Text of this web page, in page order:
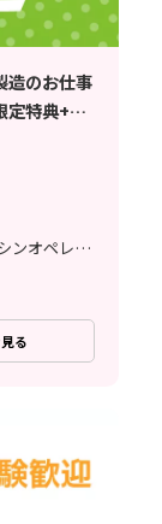
造のお仕事
定特典+正
軽作業、検査、組立・組付け、加工、マシンオペレーター
る